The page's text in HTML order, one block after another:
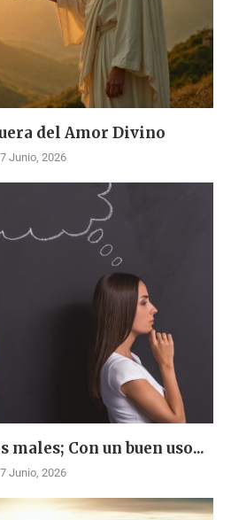
del Amor Divino
7 Junio, 2026
males; Con un buen uso...
7 Junio, 2026